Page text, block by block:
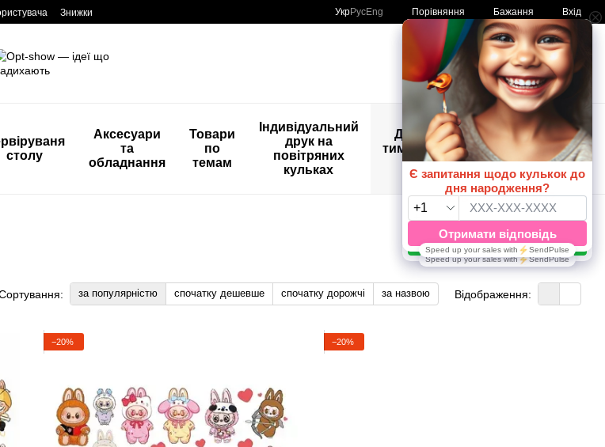
Знижки УкрРусEng Порівняння Бажання Вхід
Мій кошик
столу
Аксесуари
та
обладнання
Товари
по
темам
Індивідуальний
друк на
повітряних
кульках
Дитяче
тимчасове
тату
🚨🚨🚨
Розпродаж
Кульки з
друком😀
🎈
за популярністю спочатку дешевше спочатку дорожчі за назвою Відображення:
−20% −20%